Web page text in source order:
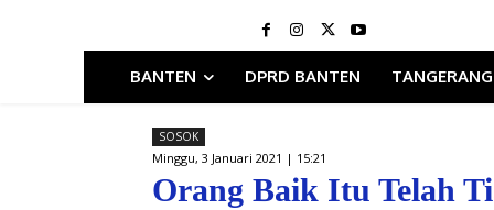
BANTEN DPRD BANTEN TANGERANG
SOSOK
Minggu, 3 Januari 2021 | 15:21
Orang Baik Itu Telah